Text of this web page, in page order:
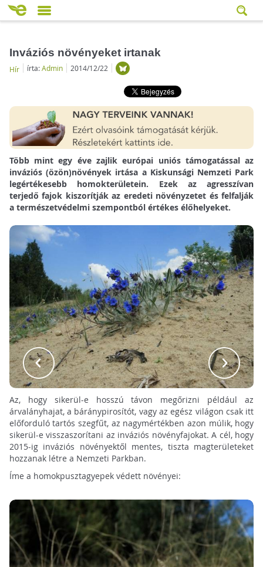
Inváziós növényeket irtanak
Hír írta:Admin 2014/12/22
Több mint egy éve zajlik európai uniós támogatással az
inváziós (özön)növények irtása a Kiskunsági Nemzeti Park
legértékesebb homokterületein. Ezek az agresszívan
terjedő fajok kiszorítják az eredeti növényzetet és felfalják
a természetvédelmi szempontból értékes élőhelyeket.
Az, hogy sikerül-e hosszú távon megőrizni például az
árvalányhajat, a báránypirosítót, vagy az egész világon csak itt
előforduló tartós szegfűt, az nagymértékben azon múlik, hogy
sikerül-e visszaszorítani az inváziós növényfajokat. A cél, hogy
2015-ig inváziós növényektől mentes, tiszta magterületeket
hozzanak létre a Nemzeti Parkban.
Íme a homokpusztagyepek védett növényei: